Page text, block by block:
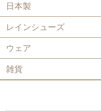
日本製
レインシューズ
ウェア
雑貨